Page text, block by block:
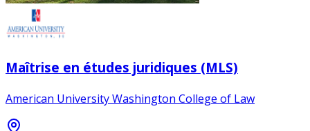
Maîtrise en études juridiques (MLS)
American University Washington College of Law